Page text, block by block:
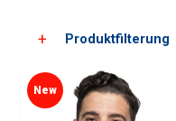
Produktfilterung
Wählen Sie eine Farbe
New